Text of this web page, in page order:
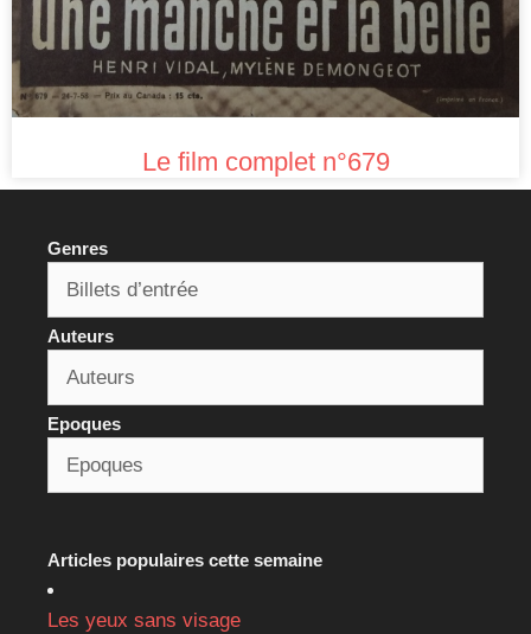
Le film complet n°679
Genres
Auteurs
Epoques
Articles populaires cette semaine
Les yeux sans visage